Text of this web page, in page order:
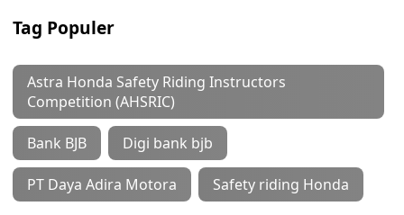
Tag Populer
Astra Honda Safety Riding Instructors
Competition (AHSRIC)
Bank BJB Digi bank bjb
PT Daya Adira Motora Safety riding Honda